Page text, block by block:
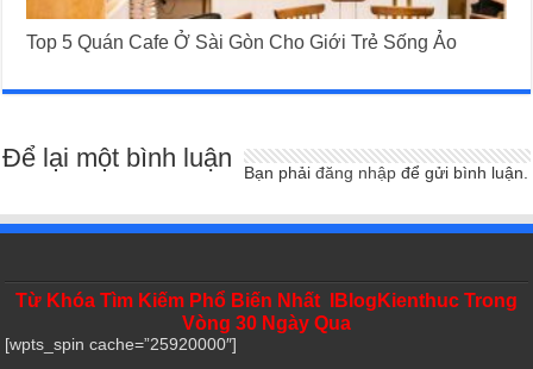
Top 5 Quán Cafe Ở Sài Gòn Cho Giới Trẻ Sống Ảo
Để lại một bình luận Bạn phảiđăng nhập để gửi bình luận.
Từ Khóa Tìm Kiếm Phổ Biến Nhất IBlogKienthuc Trong
Vòng 30 Ngày Qua
[wpts_spin cache=”25920000″]